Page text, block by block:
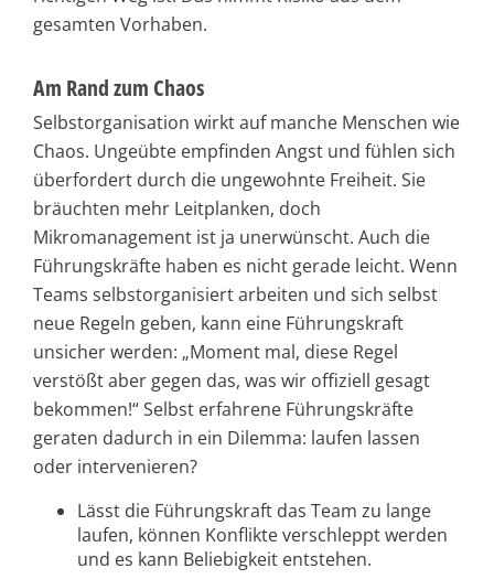
gesamten Vorhaben.
Am Rand zum Chaos
Selbstorganisation wirkt auf manche Menschen wie
Chaos. Ungeübte empfinden Angst und fühlen sich
überfordert durch die ungewohnte Freiheit. Sie
bräuchten mehr Leitplanken, doch
Mikromanagement ist ja unerwünscht. Auch die
Führungskräfte haben es nicht gerade leicht. Wenn
Teams selbstorganisiert arbeiten und sich selbst
neue Regeln geben, kann eine Führungskraft
unsicher werden: „Moment mal, diese Regel
verstößt aber gegen das, was wir offiziell gesagt
bekommen!“ Selbst erfahrene Führungskräfte
geraten dadurch in ein Dilemma: laufen lassen
oder intervenieren?
Lässt die Führungskraft das Team zu lange
laufen, können Konflikte verschleppt werden
und es kann Beliebigkeit entstehen.